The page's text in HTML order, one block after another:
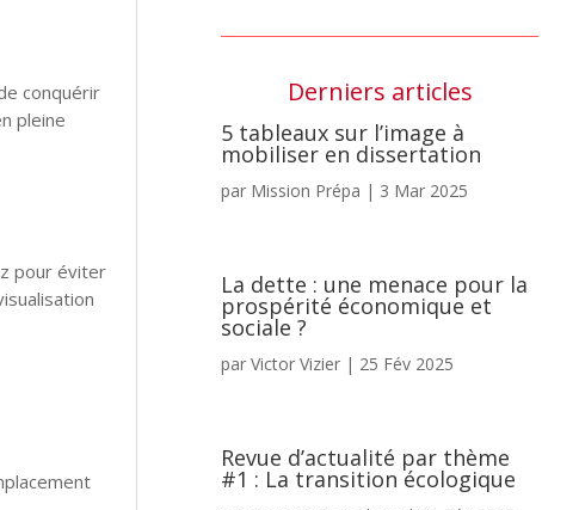
conquérir
pleine
pour éviter
Derniers articles
5 tableaux sur l’image à
mobiliser en dissertation
par Mission Prépa | 3 Mar 2025
La dette : une menace pour la
prospérité économique et
sociale ?
par Victor Vizier| 25 Fév 2025
Revue d’actualité par thème
#1 : La transition écologique